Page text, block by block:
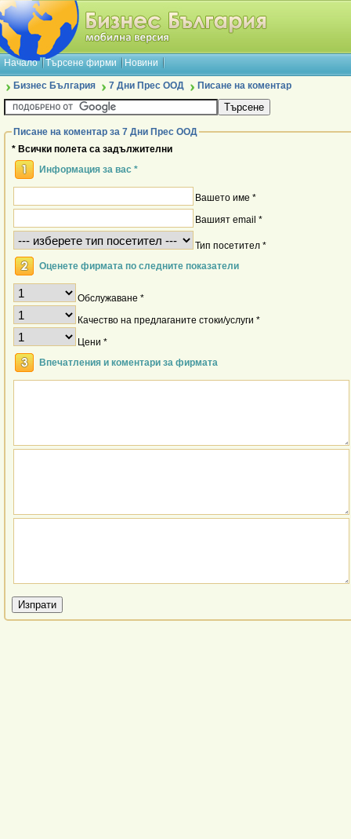
Начало Търсене фирми Новини
Бизнес България 7 Дни Прес ООД Писане на коментар
Писане на коментар за 7 Дни Прес ООД
* Всички полета са задължителни
Информация за вас *
Вашето име *
Вашият email *
Тип посетител *
Оценете фирмата по следните показатели
Обслужаване *
Качество на предлаганите стоки/услуги *
Цени *
Впечатления и коментари за фирмата